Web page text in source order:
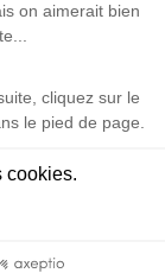
Les
Activez
Recevoir
Je